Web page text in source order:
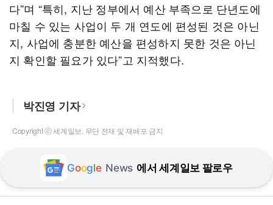
다”며 “특히, 지난 정부에서 예산 부족으로 단년도에
마칠 수 있는 사업이 두 개 연도에 편성된 것은 아닌
지, 사업에 충분한 예산을 편성하지 못한 것은 아닌
지 확인할 필요가 있다”고 지적했다.
박진영 기자
Copyright ⓒ 세계일보. 무단 전재 및 재배포 금지
Google News 에서 세계일보 팔로우